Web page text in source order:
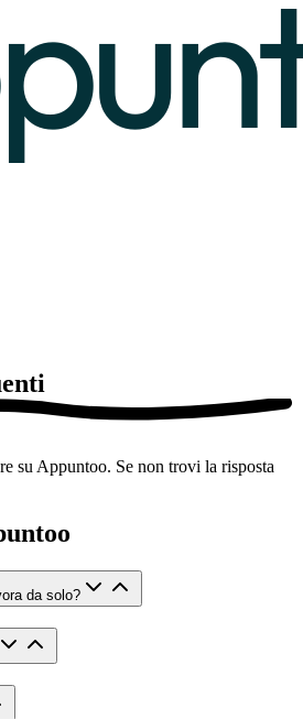
su Appuntoo. Se non trovi la risposta
da solo?